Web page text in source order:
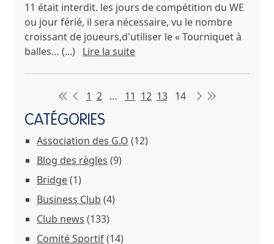
11 était interdit. les jours de compétition du WE
ou jour férié, il sera nécessaire, vu le nombre
croissant de joueurs,d'utiliser le « Tourniquet à
balles… (...) Lire la suite
1 2 … 11 12 13 14
CATÉGORIES
Association des G.O (12)
Blog des règles (9)
Bridge(1)
Business Club (4)
Club news (133)
Comité Sportif(14)